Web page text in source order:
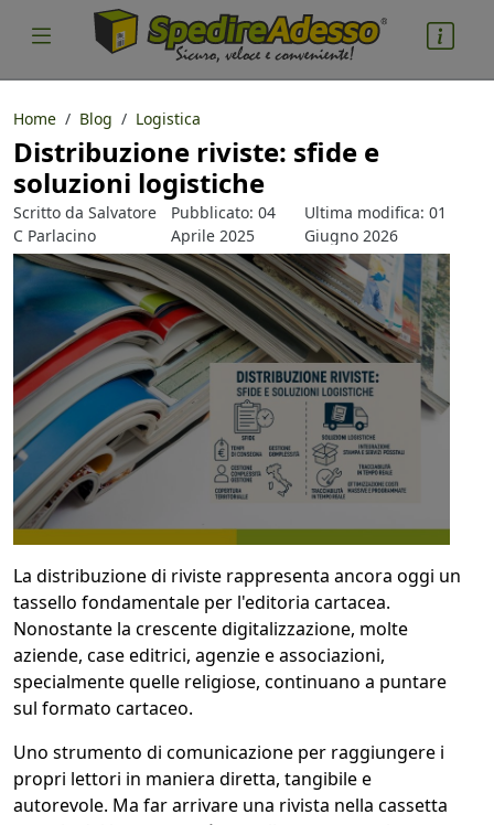
cosa spedire
Pacco
Nazione partenza
Nazione arrivo
quantità
1
COLLO 1
kg
calcola
Home Blog Logistica
Distribuzione riviste: sfide e
soluzioni logistiche
Scritto da Salvatore
C Parlacino
Pubblicato: 04
Aprile 2025
Ultima modifica: 01
Giugno 2026
La distribuzione di riviste rappresenta ancora oggi un
tassello fondamentale per l'editoria cartacea.
Nonostante la crescente digitalizzazione, molte
aziende, case editrici, agenzie e associazioni,
specialmente quelle religiose, continuano a puntare
sul formato cartaceo.
Uno strumento di comunicazione per raggiungere i
propri lettori in maniera diretta, tangibile e
autorevole. Ma far arrivare una rivista nella cassetta